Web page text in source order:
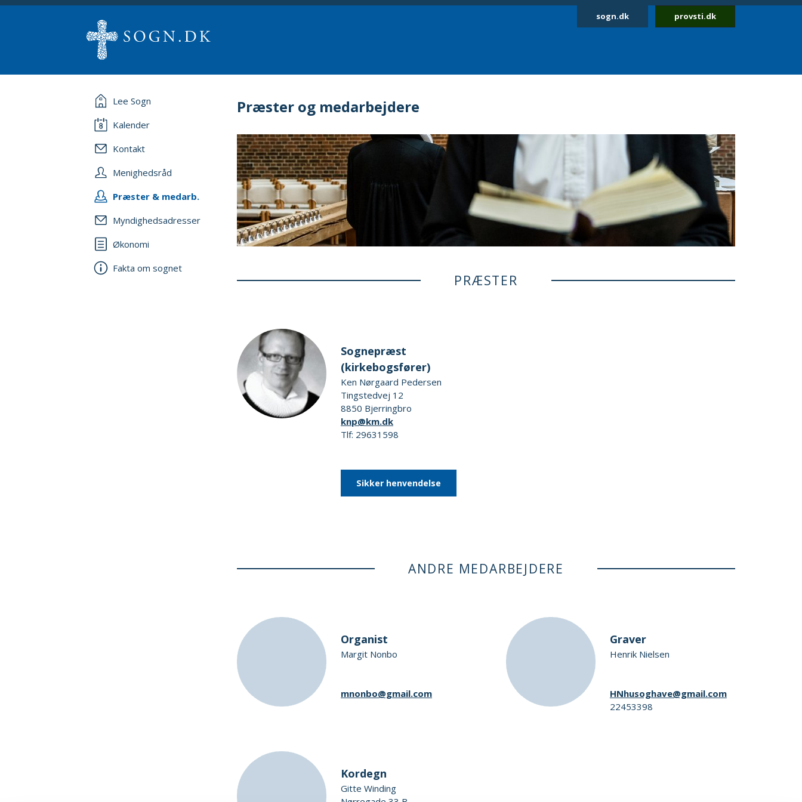
sogn.dk provsti.dk
Lee Sogn
Kalender
Kontakt
Menighedsråd
Præster & medarb.
Myndighedsadresser
Økonomi
Fakta om sognet
Præster og medarbejdere
PRÆSTER
Sognepræst
(kirkebogsfører)
Ken Nørgaard Pedersen
Tingstedvej 12
8850 Bjerringbro
knp@km.dk
Tlf: 29631598
Sikker henvendelse
ANDRE MEDARBEJDERE
Organist
Margit Nonbo
mnonbo@gmail.com
Graver
Henrik Nielsen
HNhusoghave@gmail.com
22453398
Kordegn
Gitte Winding